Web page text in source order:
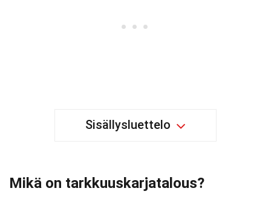
Sisällysluettelo
Mikä on tarkkuuskarjatalous?